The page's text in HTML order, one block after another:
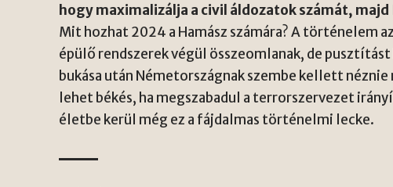
hogy maximalizálja a civil áldozatok számát,
Mit hozhat 2024 a Hamász számára? A történelem
épülő rendszerek végül összeomlanak, de
bukása után Németországnak szembe kellett
lehet békés, ha megszabadul a terrorszervezet
életbe kerül még ez a fájdalmas történelmi lecke.